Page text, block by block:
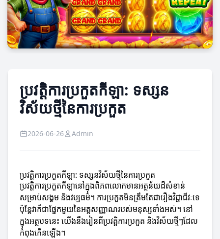
ប្រវត្តិការប្រកួតកីឡា: ទស្សន
វិស័យថ្មីនៃការប្រកួត
2026-06-26 Admin
ប្រវត្តិការប្រកួតកីឡា: ទស្សនវិស័យថ្មីនៃការប្រកួត
ប្រវត្តិការប្រកួតកីឡានៅក្នុងពិភពលោកមានអត្ថន័យដ៏សំខាន់
សម្រាប់សង្គម និងវប្បធម៌។ ការប្រកួតមិនត្រឹមតែជារឿងវិជ្ជាជីវៈទេ
ប៉ុន្តែវាក៏ជាផ្នែកមួយនៃអត្តសញ្ញាណរបស់មនុស្សទាំងអស់។ នៅ
ក្នុងអត្ថបទនេះ យើងនឹងរៀនពីប្រវត្តិការប្រកួត និងវិស័យថ្មីៗដែល
កំពុងកើនឡើង។